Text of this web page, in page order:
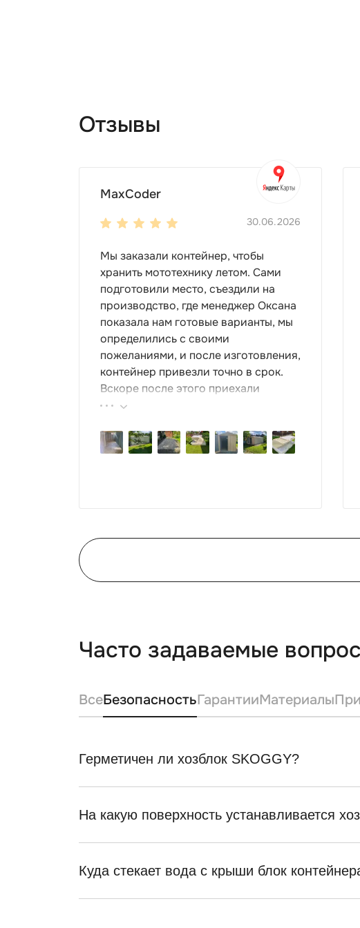
Особенности
Хозблок отличают компактные размеры.
Окна обеспечат солнечный свет и
Настил пола выбирается на выбор: OSB или
Отзывы
MaxCoder
30.06.2026
Мы заказали контейнер, чтобы
хранить мототехнику летом. Сами
подготовили место, съездили на
производство, где менеджер Оксана
показала нам готовые варианты, мы
определились с своими
пожеланиями, и после изготовления,
контейнер привезли точно в срок.
Вскоре после этого приехали
ребята-сборщики, быстро, за пару
очень понравился, поэтому всем
советуем эту фирму.
Часто задаваемые
ВсеБезопасностьГарантииМатериалы
Герметичен ли хозблок SKOGGY?
На какую поверхность устанавливается
Куда стекает вода с крыши блок